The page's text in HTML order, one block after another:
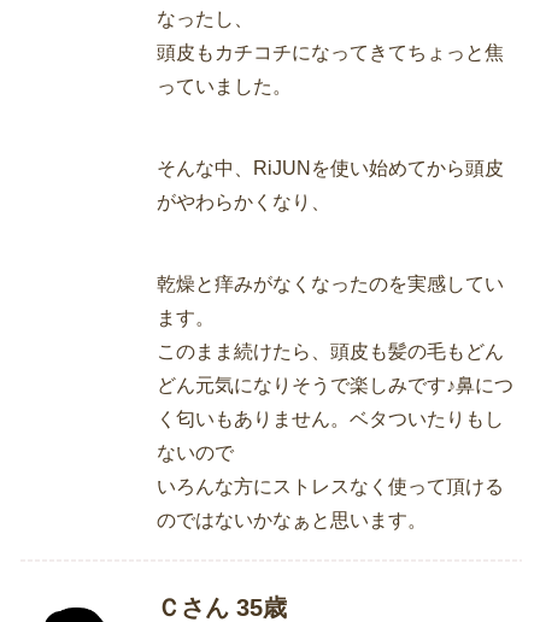
なったし、
頭皮もカチコチになってきてちょっと焦
っていました。
そんな中、RiJUNを使い始めてから頭皮
がやわらかくなり、
乾燥と痒みがなくなったのを実感してい
ます。
このまま続けたら、頭皮も髪の毛もどん
どん元気になりそうで楽しみです♪鼻につ
く匂いもありません。ベタついたりもし
ないので
いろんな方にストレスなく使って頂ける
のではないかなぁと思います。
Ｃさん 35歳